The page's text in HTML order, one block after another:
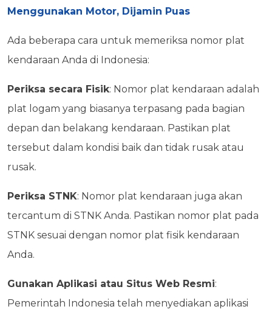
Menggunakan Motor, Dijamin Puas
Ada beberapa cara untuk memeriksa nomor plat
kendaraan Anda di Indonesia:
Periksa secara Fisik: Nomor plat kendaraan adalah
plat logam yang biasanya terpasang pada bagian
depan dan belakang kendaraan. Pastikan plat
tersebut dalam kondisi baik dan tidak rusak atau
rusak.
Periksa STNK: Nomor plat kendaraan juga akan
tercantum di STNK Anda. Pastikan nomor plat pada
STNK sesuai dengan nomor plat fisik kendaraan
Anda.
Gunakan Aplikasi atau Situs Web Resmi:
Pemerintah Indonesia telah menyediakan aplikasi